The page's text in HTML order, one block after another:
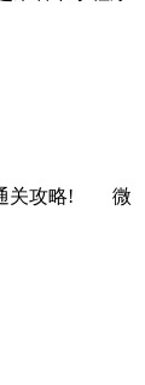
通关攻略! 微